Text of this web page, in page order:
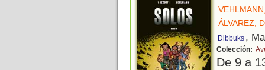
ÁLVAREZ,
Dibbuks ,
Colección:
De 9 a